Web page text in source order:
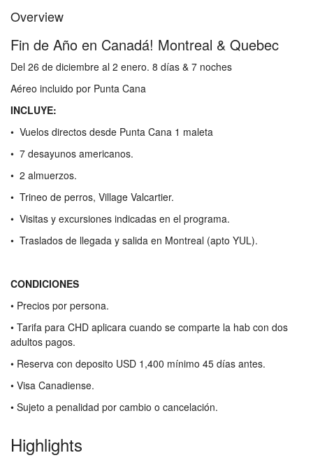
Overview
Fin de Año en Canadá! Montreal & Quebec
Del 26 de diciembre al 2 enero. 8 días & 7 noches
Aéreo incluido por Punta Cana
INCLUYE:
• Vuelos directos desde Punta Cana 1 maleta
• 7 desayunos americanos.
• 2 almuerzos.
• Trineo de perros, Village Valcartier.
• Visitas y excursiones indicadas en el programa.
• Traslados de llegada y salida en Montreal (apto YUL).
CONDICIONES
• Precios por persona.
• Tarifa para CHD aplicara cuando se comparte la hab con dos
adultos pagos.
• Reserva con deposito USD 1,400 mínimo 45 días antes.
• Visa Canadiense.
• Sujeto a penalidad por cambio o cancelación.
Highlights